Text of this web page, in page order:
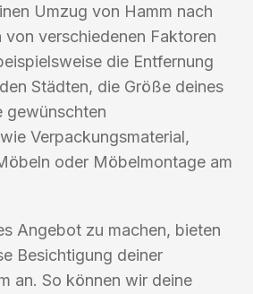
Umzug von Hamm nach
von verschiedenen Faktoren
die Entfernung
Städten, die Größe deines
gewünschten
Verpackungsmaterial,
oder Möbelmontage am
Angebot zu machen, bieten
Besichtigung deiner
an. So können wir deine